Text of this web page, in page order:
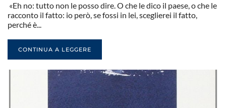
«Eh no: tutto non le posso dire. O che le dico il paese, o che le
racconto il fatto: io però, se fossi in lei, sceglierei il fatto,
perché è...
CONTINUA A LEGGERE